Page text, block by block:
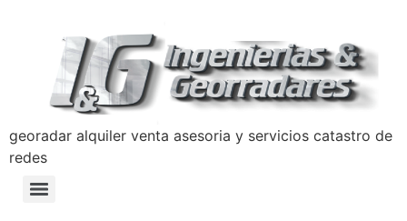
georadar alquiler venta asesoria y servicios catastro de
redes